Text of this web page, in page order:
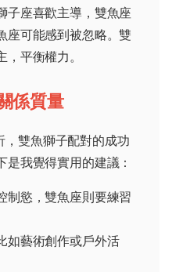
子座喜歡主導，雙魚座
座可能感到被忽略。雙
平衡權力。
係質量
，雙魚獅子配對的成功
我覺得實用的建議：
制慾，雙魚座則要練習
如藝術創作或戶外活